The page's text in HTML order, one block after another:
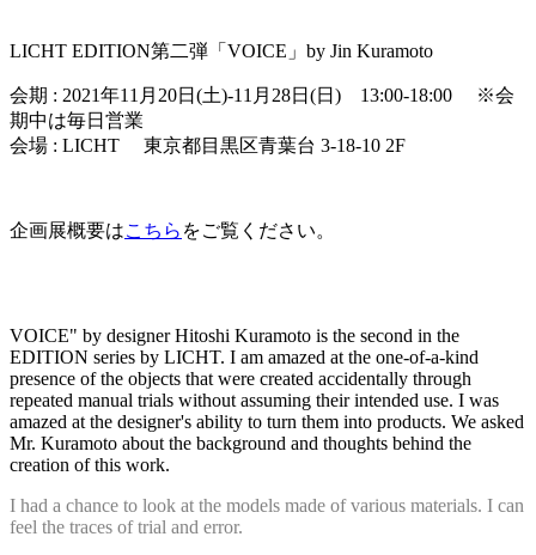
LICHT EDITION第二弾「VOICE」by Jin Kuramoto
会期 : 2021年11月20日(土)-11月28日(日) 13:00-18:00 ※会
期中は毎日営業
会場 : LICHT 東京都目黒区青葉台 3-18-10 2F
企画展概要はこちら をご覧ください。
VOICE" by designer Hitoshi Kuramoto is the second in the
EDITION series by LICHT. I am amazed at the one-of-a-kind
presence of the objects that were created accidentally through
repeated manual trials without assuming their intended use. I was
amazed at the designer's ability to turn them into products. We asked
Mr. Kuramoto about the background and thoughts behind the
creation of this work.
I had a chance to look at the models made of various materials. I can
feel the traces of trial and error.